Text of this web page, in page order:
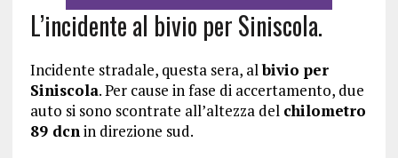
L’incidente al bivio per Siniscola.
Incidente stradale, questa sera, albivio per
Siniscola. Per cause in fase di accertamento, due
auto si sono scontrate all’altezza del chilometro
89 dcnin direzione sud.